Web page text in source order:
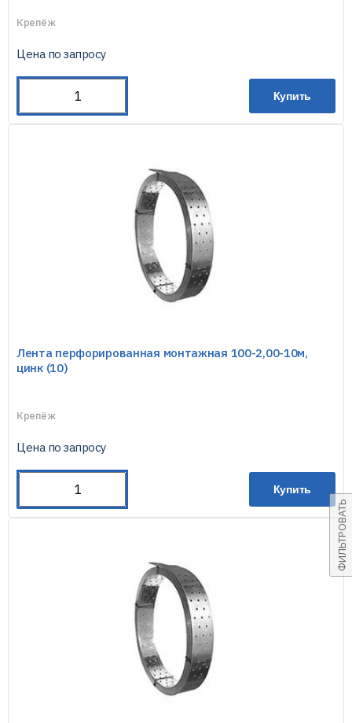
ФИЛЬТРОВАТЬ
Крепёж
Цена по запросу
Купить
Лента перфорированная монтажная 100-2,00-10м,
цинк (10)
Крепёж
Цена по запросу
Купить